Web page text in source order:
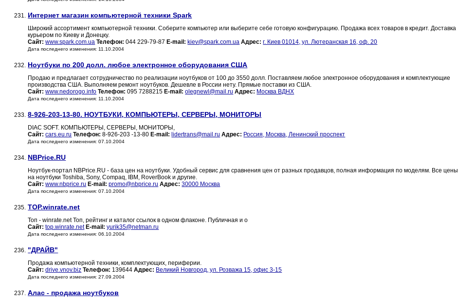
231. Интернет магазин компьютерной техники Spark
Широкий ассортимент компьютерной техники. Соберите компьютер или выберите себе готовую конфигурацию. Продажа всех товаров в кредит. Доставка
курьером по Киеву и Донецку.
Сайт: www.spark.com.ua Телефон: 044 229-79-87 E-mail: kiev@spark.com.ua Адрес: г. Киев 01014, ул. Лютеранская 16, оф. 20
Дата последнего изменения: 11.10.2004
232. Ноутбуки по 200 долл. любое электронное оборудования США
Продаю и предлагает сотрудничество по реализации ноутбуков от 100 до 3550 долл. Поставляем любое электронное оборудования и комплектующие
производства США. Выполняем ремонт ноутбуков. Дешевле в России нету. Прямые поставки из США.
Сайт: www.nedorogo.info Телефон: 095 7288215 E-mail: olegnewl@mail.ru Адрес: Москва ВДНХ
Дата последнего изменения: 11.10.2004
233. 8-926-203-13-80. НОУТБУКИ, КОМПЬЮТЕРЫ, СЕРВЕРЫ, МОНИТОРЫ
DIAC SOFT. КОМПЬЮТЕРЫ, СЕРВЕРЫ, МОНИТОРЫ,
Сайт: cars.eu.ru Телефон: 8-926-203 -13-80 E-mail: lidertrans@mail.ru Адрес: Россия, Москва, Ленинский проспект
Дата последнего изменения: 07.10.2004
234. NBPrice.RU
Ноутбук-портал NBPrice.RU - база цен на ноутбуки. Удобный сервис для сравнения цен от разных продавцов, полная информация по моделям. Все цены
на ноутбуки Toshiba, Sony, Compaq, IBM, RoverBook и другие.
Сайт: www.nbprice.ru E-mail: promo@nbprice.ru Адрес: 30000 Москва
Дата последнего изменения: 07.10.2004
235. TOP.winrate.net
Топ - winrate.net Топ, рейтинг и каталог ссылок в одном флаконе. Публичная и о
Сайт: top.winrate.net E-mail: yurik35@netman.ru
Дата последнего изменения: 06.10.2004
236. "ДРАЙВ"
Продажа компьютерной техники, комплектующих, периферии.
Сайт: drive.vnov.biz Телефон: 139644Адрес: Великий Новгород, ул. Розважа 15, офис 3-15
Дата последнего изменения: 27.09.2004
237. Алас - продажа ноутбуков